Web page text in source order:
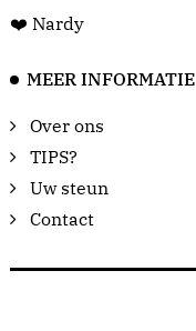
❤️ Nardy
MEER INFORMATIE
Over ons
TIPS?
Uw steun
Contact